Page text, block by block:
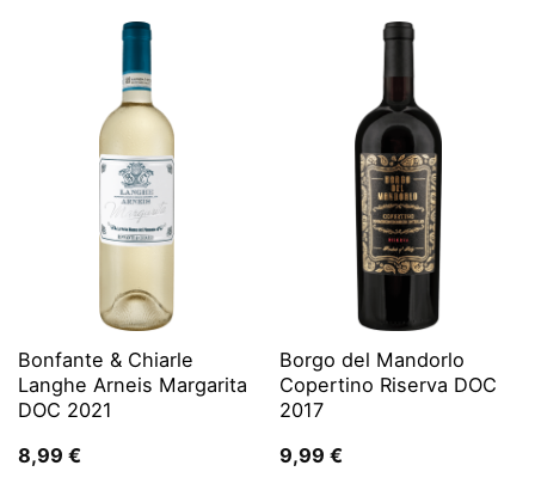
Bonfante & Chiarle
Langhe Arneis Margarita
DOC 2021
8,99 €
Borgo del Mandorlo
Copertino Riserva DOC
2017
9,99 €